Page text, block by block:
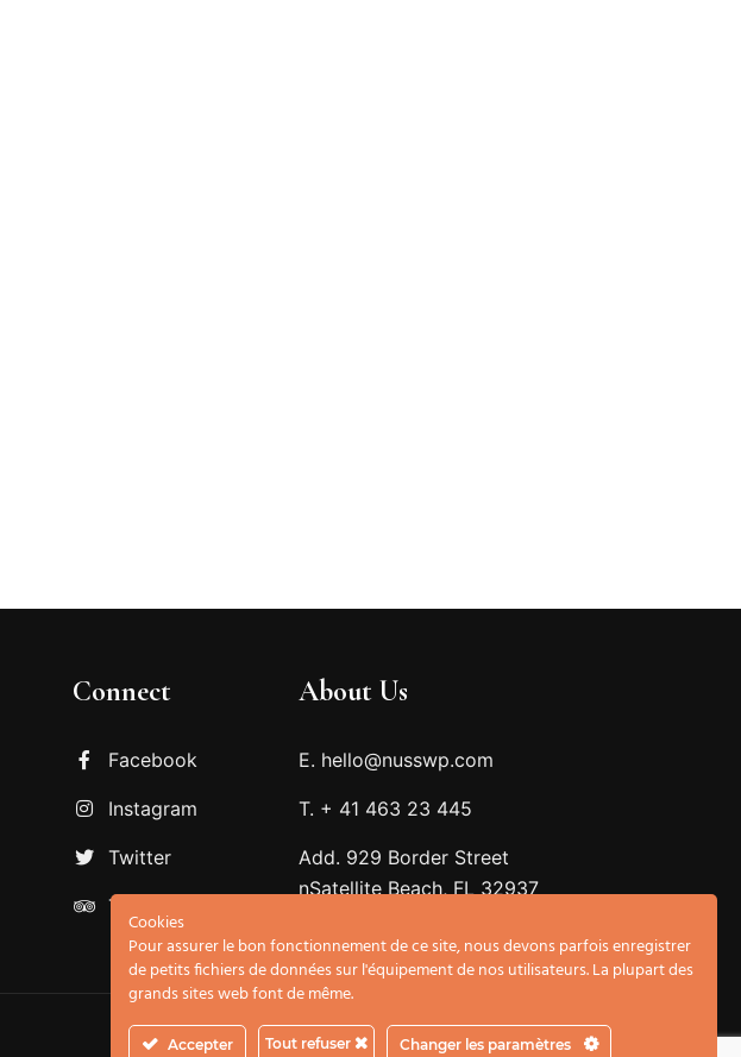
Connect
Facebook
Instagram
Twitter
Tripadvisor
About Us
E. hello@nusswp.com
T. + 41 463 23 445
Add. 929 Border Street
nSatellite Beach, FL 32937
Cookies
Pour assurer le bon fonctionnement de ce site, nous devons parfois enregistrer
de petits fichiers de données sur l'équipement de nos utilisateurs. La plupart des
grands sites web font de même.
Accepter Tout refuser Changer les paramètres